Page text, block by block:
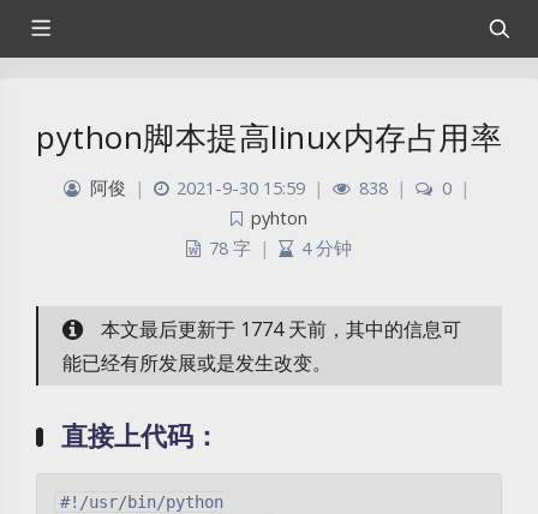
python脚本提高linux内存占用率
阿俊 | 2021-9-30 15:59 | 838 | 0 |
pyhton
78 字 | 4 分钟
本文最后更新于 1774 天前，其中的信息可
能已经有所发展或是发生改变。
直接上代码：
#!/usr/bin/python